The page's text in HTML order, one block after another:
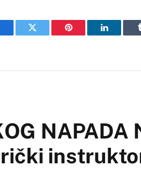
Twitter Pinterest LinkedIn
NAPADA